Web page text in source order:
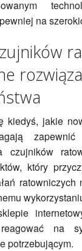
na
kiedyś, jakie
czujników
który
na
potrzebującym.